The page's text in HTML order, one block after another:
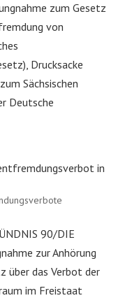
zum Gesetz
von
Drucksacke
Sächsischen
Deutsche
in
90/DIE
zur Anhörung
über das Verbot der
im Freistaat